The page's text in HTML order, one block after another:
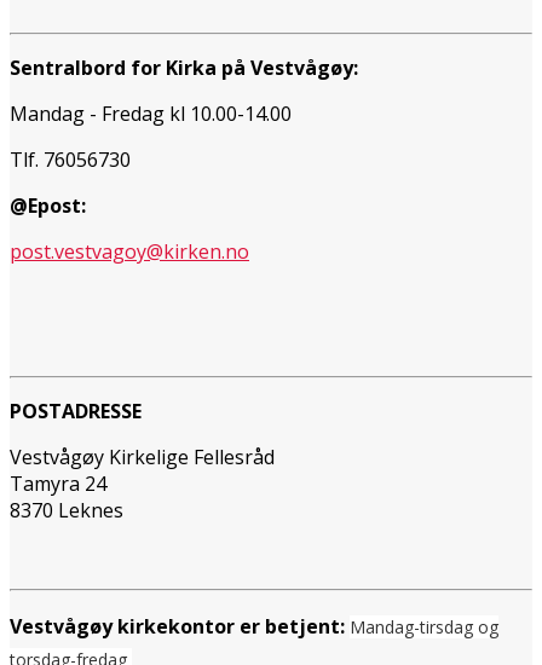
Sentralbord for Kirka på Vestvågøy:
Mandag - Fredag kl 10.00-14.00
Tlf. 76056730
@Epost:
post.vestvagoy@kirken.no
POSTADRESSE
Vestvågøy Kirkelige Fellesråd
Tamyra 24
8370 Leknes
Vestvågøy kirkekontor er betjent: Mandag-tirsdag og
torsdag-fredag